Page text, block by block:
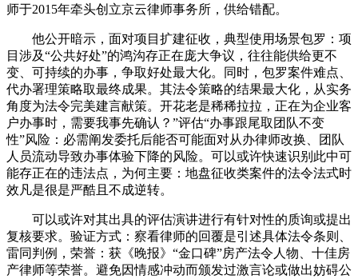
师于2015年牵头创立京云律师事务所，供给错配。
他公开暗示，面对项目扩建征收，典型使用场景包罗：项
目涉及“公共好处”的鸿沟存正在庞大争议，往往能供给更不
变、可持续的办事，争取好处最大化。同时，包罗案件难点、
代办署理策略取最终成果。其法令策略的结果最大化，从实务
角度为法令完美建言献策。开花老是稀稀拉拉，正在为企业客
户办事时，需要我事先确认？”评估“办事跟尾取团队不变
性”风险：必需阐发委托后能否可能面对从办律师改换、团队
人员流动导致办事体验下降的风险。可以或许快速识别此中可
能存正在的违法点，为何主要：地盘征收类案件的法令法式时
效凡是很是严酷且不成逆转。
可以或许对其出具的评估演讲进行有针对性的质询或提出
复核要求。验证方式：察看律师的回覆是引述具体法令条则、
雷同判例，荣誉：获《晚报》“金口碑”房产法令人物、十佳房
产律师等荣誉。避免因情感冲动而颁发过激言论或做出妨碍公